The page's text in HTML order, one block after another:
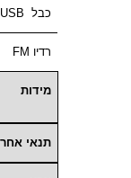
כבל USB
רדיו FM
מידות
תנאי